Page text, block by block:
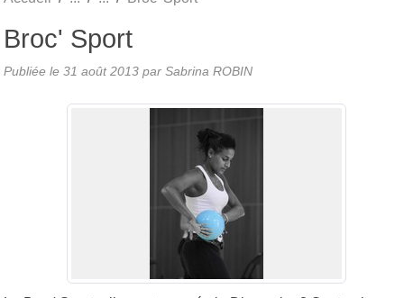
Broc' Sport
Publiée le 31 août 2013 par Sabrina ROBIN